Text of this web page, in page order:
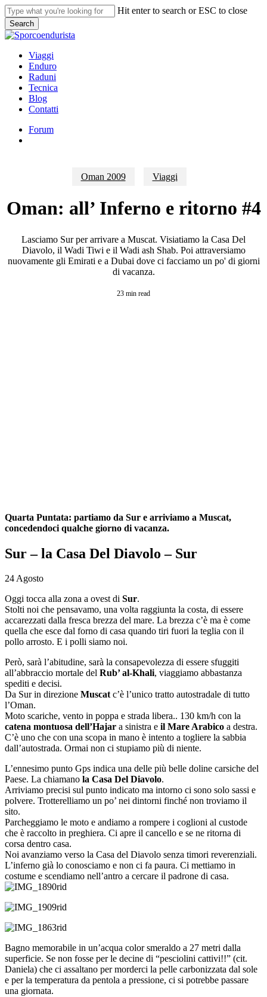
Skip
to
main
content
Hit enter to search or ESC to close
Search
Close
search
Menu
Viaggi
Enduro
Raduni
Tecnica
Blog
Contatti
Forum
Oman 2009 Viaggi
Oman: all’ Inferno e ritorno #4
Lasciamo Sur per arrivare a Muscat. Visiatiamo la Casa Del
Diavolo, il Wadi Tiwi e il Wadi ash Shab. Poi attraversiamo
nuovamente gli Emirati e a Dubai dove ci facciamo un po' di giorni
di vacanza.
23 min read
Quarta Puntata: partiamo da Sur e arriviamo a Muscat,
concedendoci qualche giorno di vacanza.
Sur – la Casa Del Diavolo – Sur
24 Agosto
Oggi tocca alla zona a ovest di Sur.
Stolti noi che pensavamo, una volta raggiunta la costa, di essere
accarezzati dalla fresca brezza del mare. La brezza c’è ma è come
quella che esce dal forno di casa quando tiri fuori la teglia con il
pollo arrosto. E i polli siamo noi.
Però, sarà l’abitudine, sarà la consapevolezza di essere sfuggiti
all’abbraccio mortale del Rub’ al-Khali, viaggiamo abbastanza
spediti e decisi.
Da Sur in direzione Muscatc’è l’unico tratto autostradale di tutto
l’Oman.
Moto scariche, vento in poppa e strada libera.. 130 km/h con la
catena montuosa dell’Hajar a sinistra e il Mare Arabico a destra.
C’è uno che con una scopa in mano è intento a togliere la sabbia
dall’autostrada. Ormai non ci stupiamo più di niente.
L’ennesimo punto Gps indica una delle più belle doline carsiche del
Paese. La chiamano la Casa Del Diavolo.
Arriviamo precisi sul punto indicato ma intorno ci sono solo sassi e
polvere. Trotterelliamo un po’ nei dintorni finché non troviamo il
sito.
Parcheggiamo le moto e andiamo a rompere i coglioni al custode
che è raccolto in preghiera. Ci apre il cancello e se ne ritorna di
corsa dentro casa.
Noi avanziamo verso la Casa del Diavolo senza timori reverenziali.
L’inferno già lo conosciamo e non ci fa paura. Ci mettiamo in
costume e scendiamo nell’antro a cercare il padrone di casa.
Bagno memorabile in un’acqua color smeraldo a 27 metri dalla
superficie. Se non fosse per le decine di “pesciolini cattivi!!” (cit.
Daniela) che ci assaltano per morderci la pelle carbonizzata dal sole
e per la temperatura da pentola a pressione, ci si potrebbe passare
una giornata.